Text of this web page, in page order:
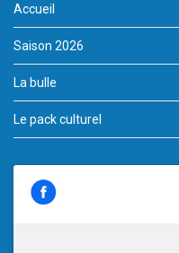
Accueil
Saison 2026
La bulle
Le pack culturel